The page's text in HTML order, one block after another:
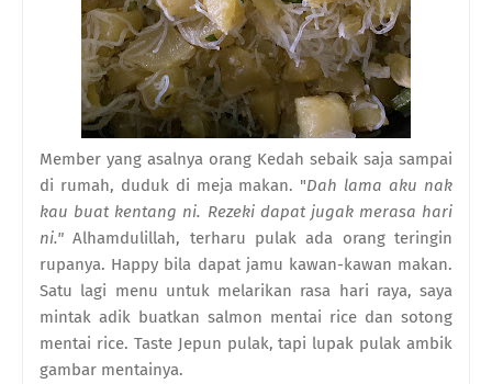
Member yang asalnya orang Kedah sebaik saja sampai
di rumah, duduk di meja makan. "Dah lama aku nak
kau buat kentang ni. Rezeki dapat jugak merasa hari
ni." Alhamdulillah, terharu pulak ada orang teringin
rupanya. Happy bila dapat jamu kawan-kawan makan.
Satu lagi menu untuk melarikan rasa hari raya, saya
mintak adik buatkan salmon mentai rice dan sotong
mentai rice. Taste Jepun pulak, tapi lupak pulak ambik
gambar mentainya.